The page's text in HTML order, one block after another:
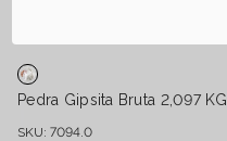
Pedra Gipsita Bruta 2,097 KG
SKU: 7094.0